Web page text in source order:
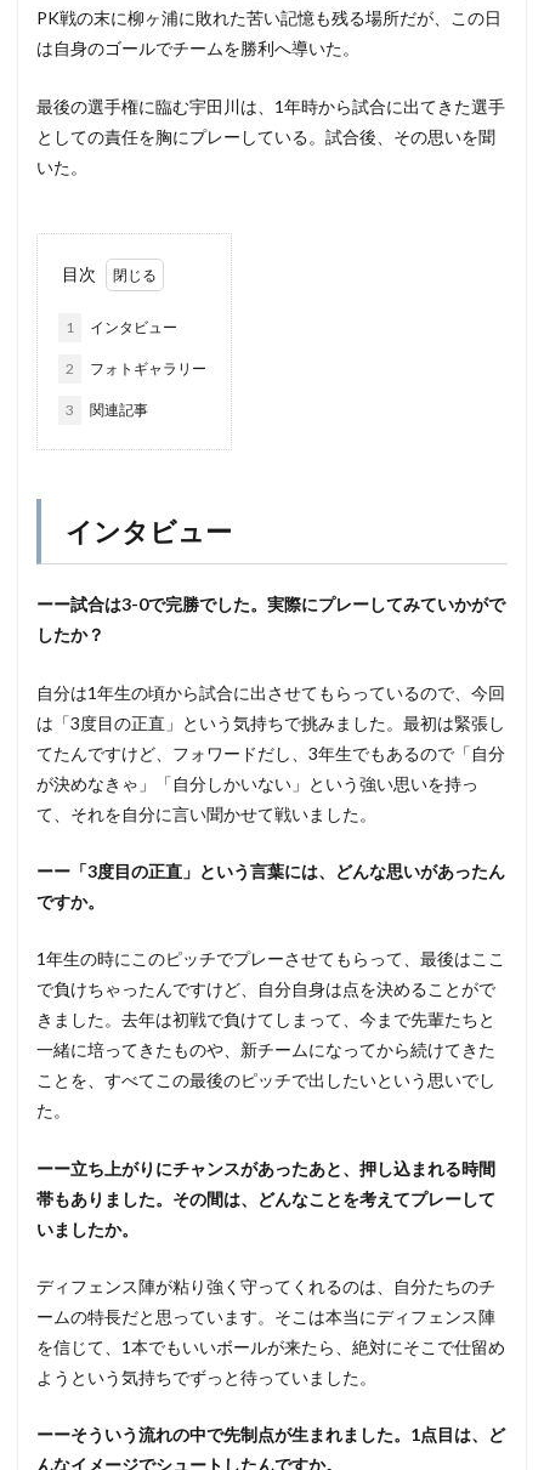
PK戦の末に柳ヶ浦に敗れた苦い記憶も残る場所だが、この日
は自身のゴールでチームを勝利へ導いた。
最後の選手権に臨む宇田川は、1年時から試合に出てきた選手
としての責任を胸にプレーしている。試合後、その思いを聞
いた。
目次
1 インタビュー
2 フォトギャラリー
3 関連記事
インタビュー
ーー試合は3-0で完勝でした。実際にプレーしてみていかがで
したか？
自分は1年生の頃から試合に出させてもらっているので、今回
は「3度目の正直」という気持ちで挑みました。最初は緊張し
てたんですけど、フォワードだし、3年生でもあるので「自分
が決めなきゃ」「自分しかいない」という強い思いを持っ
て、それを自分に言い聞かせて戦いました。
ーー「3度目の正直」という言葉には、どんな思いがあったん
ですか。
1年生の時にこのピッチでプレーさせてもらって、最後はここ
で負けちゃったんですけど、自分自身は点を決めることがで
きました。去年は初戦で負けてしまって、今まで先輩たちと
一緒に培ってきたものや、新チームになってから続けてきた
ことを、すべてこの最後のピッチで出したいという思いでし
た。
ーー立ち上がりにチャンスがあったあと、押し込まれる時間
帯もありました。その間は、どんなことを考えてプレーして
いましたか。
ディフェンス陣が粘り強く守ってくれるのは、自分たちのチ
ームの特長だと思っています。そこは本当にディフェンス陣
を信じて、1本でもいいボールが来たら、絶対にそこで仕留め
ようという気持ちでずっと待っていました。
ーーそういう流れの中で先制点が生まれました。1点目は、ど
んなイメージでシュートしたんですか。